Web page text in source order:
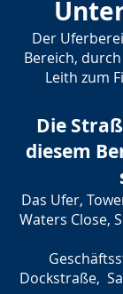
Der
Bereich,
Leith zum
Die
diesem
Das Ufer,
Waters Close,
Dockstraße,